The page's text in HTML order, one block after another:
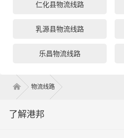
仁化县物流线路
乳源县物流线路
乐昌物流线路
物流线路
了解港邦